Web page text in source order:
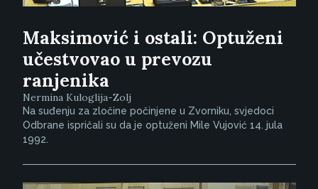
Maksimović i ostali: Optuženi
učestvovao u prevozu
ranjenika
Nermina Kuloglija-Zolj
Na suđenju za zločine počinjene u Zvorniku, svjedoci
Odbrane ispričali su da je optuženi Mile Vujović 14. jula
1992.